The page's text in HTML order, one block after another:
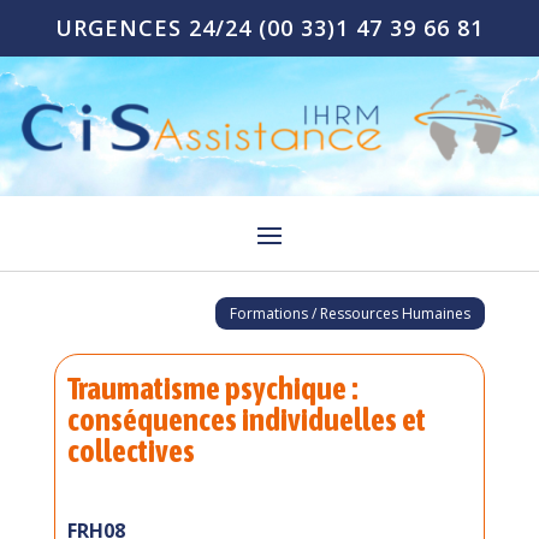
URGENCES 24/24 (00 33)1 47 39 66 81
Formations / Ressources Humaines
Traumatisme psychique :
conséquences individuelles et
collectives
FRH08